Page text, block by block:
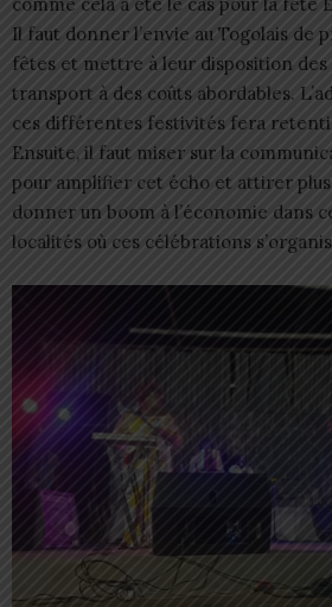
Il faut donner l’envie au Togolais de
fêtes et mettre à leur disposition des
transport à des coûts abordables.
ces différentes festivités fera
Ensuite, il faut miser sur la
pour amplifier cet écho et attirer
donner un boom à l’économie dans
localités où ces célébrations